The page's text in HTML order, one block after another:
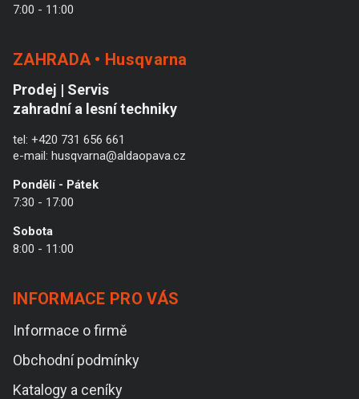
7:00 - 11:00
ZAHRADA • Husqvarna
Prodej | Servis
zahradní a lesní techniky
tel: +420 731 656 661
e-mail: husqvarna@aldaopava.cz
Pondělí - Pátek
7:30 - 17:00
Sobota
8:00 - 11:00
INFORMACE PRO VÁS
Informace o firmě
Obchodní podmínky
Katalogy a ceníky